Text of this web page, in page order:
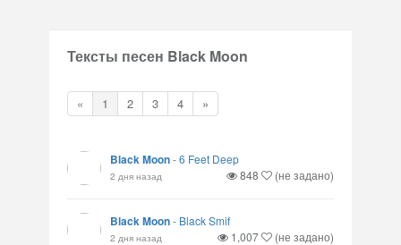
Тексты песен Black Moon
« 1 2 3 4 »
Black Moon-6 Feet Deep
2 дня назад 848 (не задано)
Black Moon- Black Smif
2 дня назад 1,007 (не задано)